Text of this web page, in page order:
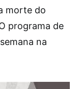
morte do
programa de
na